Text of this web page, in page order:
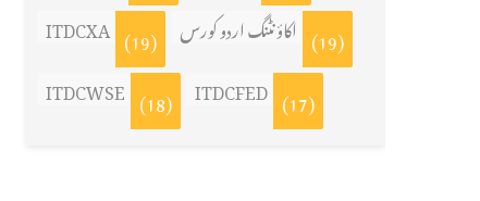
ITDCXA (19) اکاؤنٹنگ اردو کورس (19)
ITDCWSE (18) ITDCFED (17)